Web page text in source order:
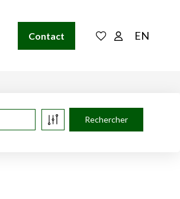
Contact EN